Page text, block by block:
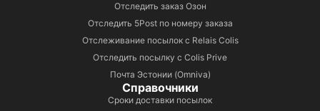
Отследить заказ Озон
Отследить 5Post по номеру заказа
Отслеживание посылок с Relais Colis
Отследить посылку с Colis Prive
Почта Эстонии (Omniva)
Справочники
Сроки доставки посылок